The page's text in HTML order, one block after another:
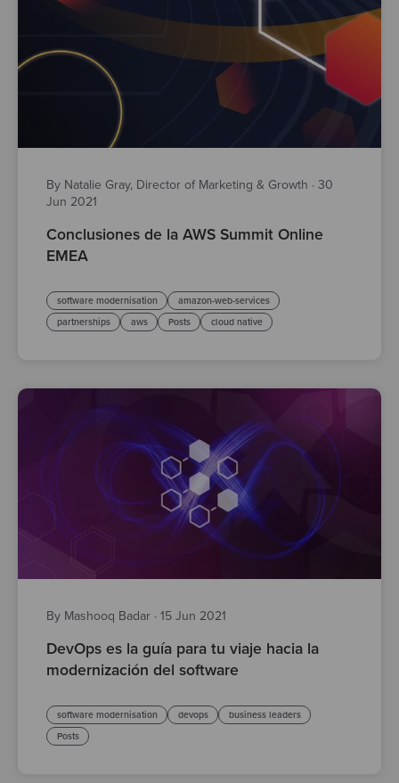
By Natalie Gray, Director of Marketing & Growth · 30
Jun 2021
Conclusiones de la AWS Summit Online
EMEA
software modernisation
amazon-web-services
partnerships
aws Posts cloud native
By Mashooq Badar · 15 Jun 2021
DevOps es la guía para tu viaje hacia la
modernización del software
software modernisation devops
business leaders
Posts